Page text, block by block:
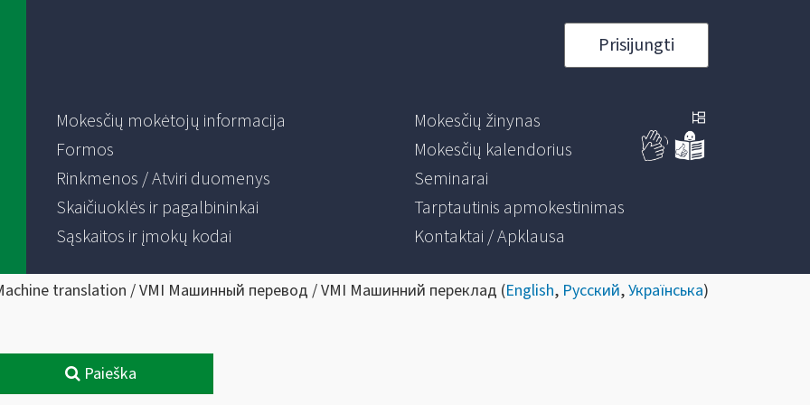
Prisijungti
Mokesčių mokėtojų informacija
Formos
Rinkmenos / Atviri duomenys
Skaičiuoklės ir pagalbininkai
Sąskaitos ir įmokų kodai
Mokesčių žinynas
Mokesčių kalendorius
Seminarai
Tarptautinis apmokestinimas
Kontaktai / Apklausa
translation / VMI Машинный перевод / VMI Машинний переклад (English, Русский,Українська)
Paieška